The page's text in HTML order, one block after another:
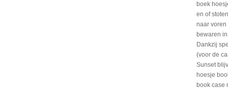
boek
en of
naar voren
bewaren
Dankzij
(voor de
Sunset
hoesje
book case